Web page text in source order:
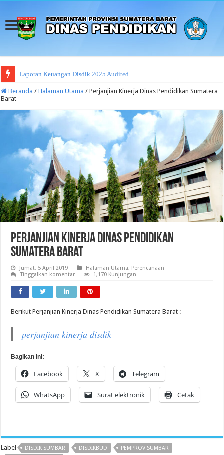
PROGRAM/
Beranda / Halaman Utama / Perjanjian Kinerja Dinas Pendidikan Sumatera
Barat
Perjanjian Kinerja Dinas Pendidikan
Sumatera Barat
Jumat, 5 April 2019 Halaman Utama, Perencanaan
Tinggalkan komentar
1,170 Kunjungan
Berikut Perjanjian Kinerja Dinas Pendidikan Sumatera Barat :
perjanjian kinerja disdik
Bagikan ini:
Facebook X Telegram
WhatsApp Surat elektronik Cetak
Label DISDIK SUMBAR DISDIKBUD
PEMPROV SUMBAR